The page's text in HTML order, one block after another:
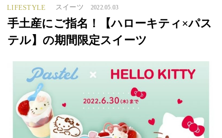
LIFESTYLE スイーツ 2022.05.03
手土産にご指名！【ハローキティ×パス
テル】の期間限定スイーツ